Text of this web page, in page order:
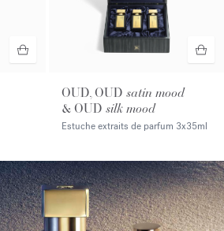
OUD, OUD satin mood
& OUD silk mood
Estuche extraits de parfum 3x35ml